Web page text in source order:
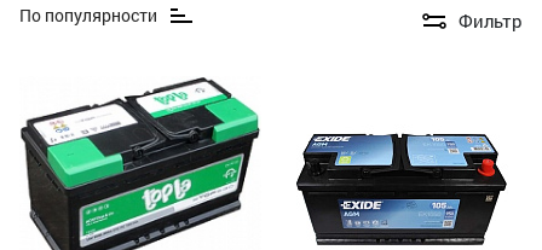
По популярности Фильтр